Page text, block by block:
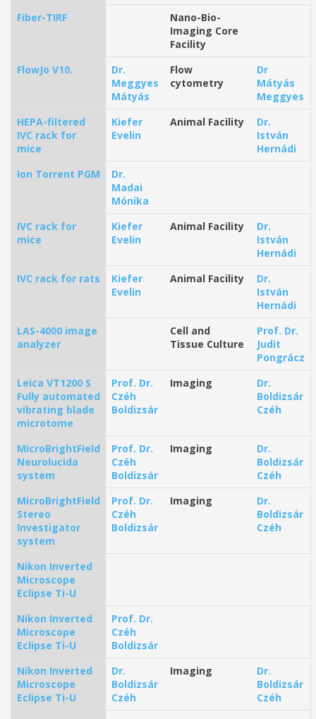
Fiber-TIRF
Nano-Bio-
Imaging Core
Facility
FlowJo V10.
Dr.
Meggyes
Mátyás
Flow
cytometry
Dr
Mátyás
Meggyes
HEPA-filtered
IVC rack for
mice
Kiefer
Evelin
Animal Facility
Dr.
István
Hernádi
Ion Torrent PGM
Dr.
Madai
Mónika
IVC rack for
mice
Kiefer
Evelin
Animal Facility
Dr.
István
Hernádi
IVC rack for rats
Kiefer
Evelin
Animal Facility
Dr.
István
Hernádi
LAS-4000 image
analyzer
Cell and
Tissue Culture
Prof. Dr.
Judit
Pongrácz
Leica VT1200 S
Fully automated
vibrating blade
microtome
Prof. Dr.
Czéh
Boldizsár
Imaging
Dr.
Boldizsár
Czéh
MicroBrightField
Neurolucida
system
Prof. Dr.
Czéh
Boldizsár
Imaging
Dr.
Boldizsár
Czéh
MicroBrightField
Stereo
Investigator
system
Prof. Dr.
Czéh
Boldizsár
Imaging
Dr.
Boldizsár
Czéh
Nikon Inverted
Microscope
Eclipse Ti-U
Nikon Inverted
Microscope
Eclipse Ti-U
Prof. Dr.
Czéh
Boldizsár
Nikon Inverted
Microscope
Eclipse Ti-U
Dr.
Boldizsár
Czéh
Imaging
Dr.
Boldizsár
Czéh